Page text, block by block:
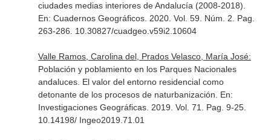
ciudades medias interiores de Andalucía (2008-2018).
En: Cuadernos Geográficos. 2020. Vol. 59. Núm. 2. Pag.
263-286. 10.30827/cuadgeo.v59i2.10604
Valle Ramos, Carolina del, Prados Velasco, María José:
Población y poblamiento en los Parques Nacionales
andaluces. El valor del entorno residencial como
detonante de los procesos de naturbanización. En:
Investigaciones Geográficas. 2019. Vol. 71. Pag. 9-25.
10.14198/ Ingeo2019.71.01